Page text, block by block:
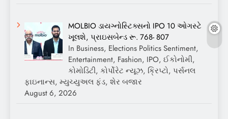
MOLBIO ડાયગ્નોસ્ટિક્સનો IPO 10 ઓગસ્ટે
ખૂલશે, પ્રાઇસબેન્ડ રૂ. 768- 807
In Business, Elections Politics Sentiment,
Entertainment, Fashion, IPO, ઈકોનોમી,
કોમોડિટી, કોર્પોરેટ ન્યૂઝ, ક્રિપ્ટો, પર્સનલ
ફાઇનાન્સ, મ્યુચ્યુઅલ ફંડ, શેર બજાર
August 6, 2026